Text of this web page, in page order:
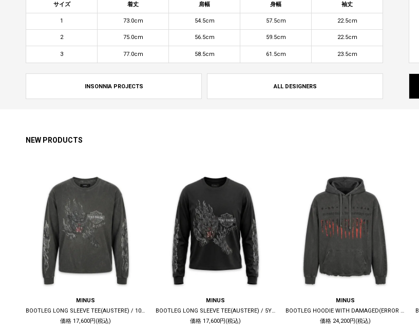
サイズ 着丈 肩幅 身幅 袖丈
1 73.0cm 54.5cm 57.5cm 22.5cm
2 75.0cm 56.5cm 59.5cm 22.5cm
3 77.0cm 58.5cm 61.5cm 23.5cm
INSONNIA PROJECTS ALL DESIGNERS
NEW PRODUCTS
MINUS
BOOTLEG LONG SLEEVE TEE(AUSTERE) / 10YEARS BLACK
価格 17,600円(税込)
MINUS
BOOTLEG LONG SLEEVE TEE(AUSTERE) / 5YEARS BLACK
価格 17,600円(税込)
MINUS
BOOTLEG HOODIE WITH DAMAGED(ERROR S) / 10YEARS BLACK
価格 24,200円(税込)